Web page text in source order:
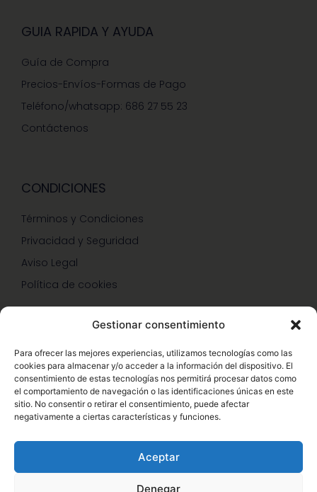
Gestionar consentimiento
Para ofrecer las mejores experiencias, utilizamos tecnologías como las
cookies para almacenar y/o acceder a la información del dispositivo. El
consentimiento de estas tecnologías nos permitirá procesar datos como
el comportamiento de navegación o las identificaciones únicas en este
sitio. No consentir o retirar el consentimiento, puede afectar
negativamente a ciertas características y funciones.
Aceptar
Denegar
GUIA RAPIDA Y AYUDA
Guía de Compra
Precios-Envíos-Formas de Pago
Teléfono/whatsapp: 686 27 55 23
Contáctenos
CONDICIONES
Términos y Condiciones
Privacidad y Seguridad
Aviso Legal
Política de cookies
Hazte Miembro Herbalife
Consulta Nutrición Gratis
Descuentos Vip Herbalife